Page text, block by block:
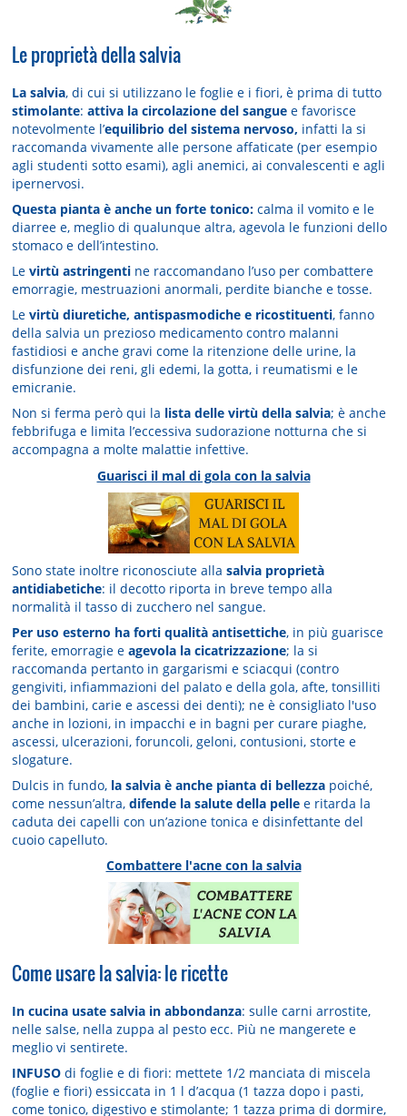
Le proprietà della salvia
La salvia, di cui si utilizzano le foglie e i fiori, è prima di tutto
stimolante:attiva la circolazione del sangue e favorisce
notevolmente l’equilibrio del sistema nervoso, infatti la si
raccomanda vivamente alle persone affaticate (per esempio
agli studenti sotto esami), agli anemici, ai convalescenti e agli
ipernervosi.
Questa pianta è anche un forte tonico: calma il vomito e le
diarree e, meglio di qualunque altra, agevola le funzioni dello
stomaco e dell’intestino.
Levirtù astringenti ne raccomandano l’uso per combattere
emorragie, mestruazioni anormali, perdite bianche e tosse.
Levirtù diuretiche, antispasmodiche e ricostituenti, fanno
della salvia un prezioso medicamento contro malanni
fastidiosi e anche gravi come la ritenzione delle urine, la
disfunzione dei reni, gli edemi, la gotta, i reumatismi e le
emicranie.
Non si ferma però qui la lista delle virtù della salvia; è anche
febbrifuga e limita l’eccessiva sudorazione notturna che si
accompagna a molte malattie infettive.
Guarisci il mal di gola con la salvia
Sono state inoltre riconosciute allasalvia proprietà
antidiabetiche: il decotto riporta in breve tempo alla
normalità il tasso di zucchero nel sangue.
Per uso esterno ha forti qualità antisettiche, in più guarisce
ferite, emorragie eagevola la cicatrizzazione; la si
raccomanda pertanto in gargarismi e sciacqui (contro
gengiviti, infiammazioni del palato e della gola, afte, tonsilliti
dei bambini, carie e ascessi dei denti); ne è consigliato l'uso
anche in lozioni, in impacchi e in bagni per curare piaghe,
ascessi, ulcerazioni, foruncoli, geloni, contusioni, storte e
slogature.
Dulcis in fundo, la salvia è anche pianta di bellezza poiché,
come nessun’altra,difende la salute della pelle e ritarda la
caduta dei capelli con un’azione tonica e disinfettante del
cuoio capelluto.
Combattere l'acne con la salvia
Come usare la salvia: le ricette
In cucina usate salvia in abbondanza: sulle carni arrostite,
nelle salse, nella zuppa al pesto ecc. Più ne mangerete e
meglio vi sentirete.
INFUSO di foglie e di fiori: mettete 1/2 manciata di miscela
(foglie e fiori) essiccata in 1 l d’acqua (1 tazza dopo i pasti,
come tonico, digestivo e stimolante; 1 tazza prima di dormire,